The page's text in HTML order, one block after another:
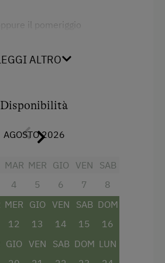
il pomeriggio
specchio cosmetico,
radio, rete Wi-Fi,
ALTRO
Disponibilità
AGOSTO 2026
MAR
4
MER
5
GIO
6
VEN
7
SAB
8
MER
12
GIO
13
VEN
14
SAB
15
DOM
16
GIO VEN
SAB DOM LUN